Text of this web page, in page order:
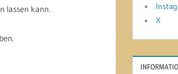
lassen kann.
X